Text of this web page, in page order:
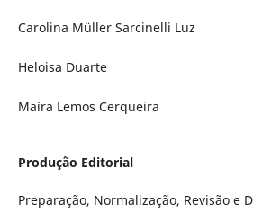
Carolina Müller Sarcinelli Luz
Heloisa Duarte
Maíra Lemos Cerqueira
Produção Editorial
Preparação, Normalização, Revisão e